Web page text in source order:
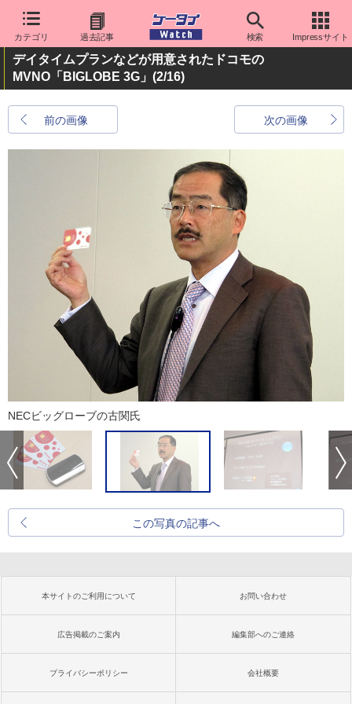
カテゴリ 過去記事 検索 Impressサイト
デイタイムプランなどが用意されたドコモの
MVNO「BIGLOBE 3G」 (2/16)
前の画像 次の画像
NECビッグローブの古関氏
この写真の記事へ
本サイトのご利用について お問い合わせ
広告掲載のご案内 編集部へのご連絡
プライバシーポリシー 会社概要